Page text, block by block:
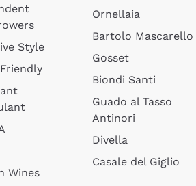
Style
Wines
Ornellaia
Bartolo Mascarello
Gosset
Biondi Santi
Guado al Tasso
Antinori
Divella
Casale del Giglio